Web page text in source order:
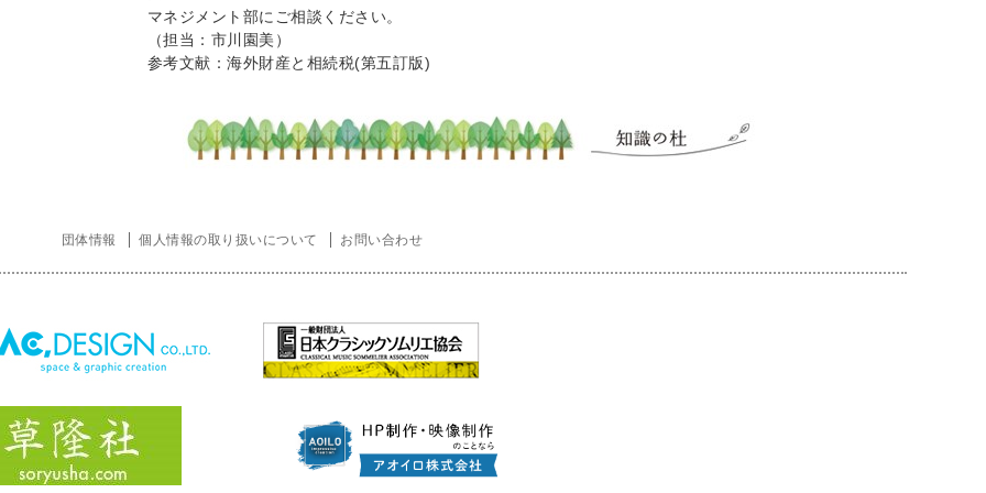
マネジメント部にご相談ください。
（担当：市川園美）
参考文献：海外財産と相続税(第五訂版)
団体情報 個人情報の取り扱いについて お問い合わせ